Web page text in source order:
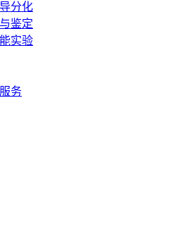
分化
鉴定
实验
务